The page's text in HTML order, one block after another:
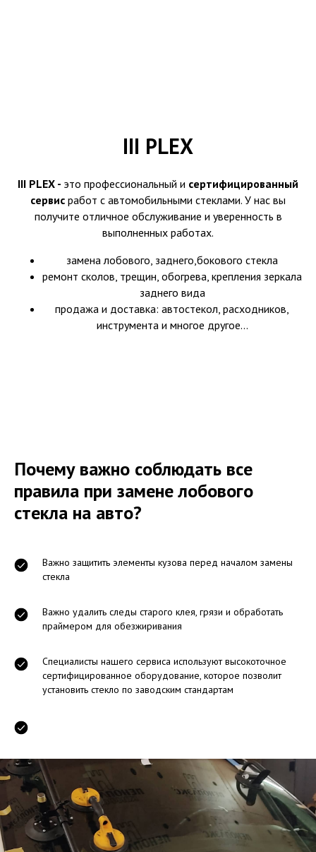
III PLEX
III PLEX - это профессиональный и сертифицированный
сервис работ с автомобильными стеклами. У нас вы
получите отличное обслуживание и уверенность в
выполненных работах.
замена лобового, заднего,бокового стекла
ремонт сколов, трещин, обогрева, крепления зеркала
заднего вида
продажа и доставка: автостекол, расходников,
инструмента и многое другое...
Почему важно соблюдать все
правила при замене лобового
стекла на авто?
Важно защитить элементы кузова перед началом замены
стекла
Важно удалить следы старого клея, грязи и обработать
праймером для обезжиривания
Специалисты нашего сервиса используют высокоточное
сертифицированное оборудование, которое позволит
установить стекло по заводским стандартам